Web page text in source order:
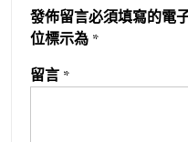
發佈留言必須填寫的電
位標示為 *
留言 *